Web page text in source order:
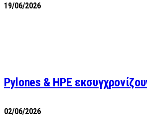
19/06/2026
Pylones & HPE
02/06/2026